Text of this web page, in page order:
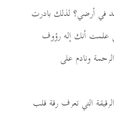
في أرضي؟ لذلك بادرت
علمت أنك إله رؤوف
ونادم على
التي تعرف رقة قلب